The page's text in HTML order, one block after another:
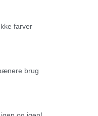
farver
brug